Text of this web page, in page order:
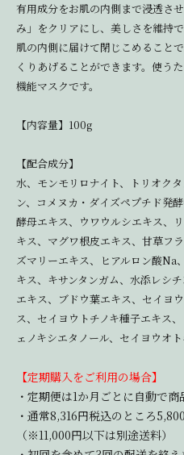
有用成分をお肌の内側まで浸透さ
み」をクリアにし、美しさを維持
肌の内側に届けて閉じこめること
くりあげることができます。使う
機能マスクです。
【内容量】100g
【配合成分】
水、モンモリロナイト、トリオク
ン、コメヌカ・ダイズペプチド発
酵母エキス、ウワウルシエキス、
キス、マグワ根皮エキス、甘草フ
ズマリーエキス、ヒアルロン酸Na
キス、キサンタンガム、水添レシ
エキス、ブドウ葉エキス、セイヨ
ス、セイヨウトチノキ種子エキス
ェノキシエタノール、セイヨウオ
【定期購入をご利用の場合】
・定期便は1か月ごとに自動で商
・通常8,316円税込のところ
（※11,000円以下は別途送料）